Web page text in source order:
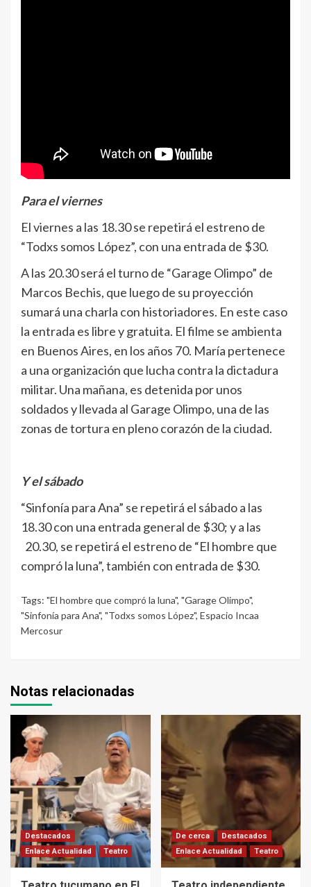
Para el viernes
El viernes a las 18.30 se repetirá el estreno de
“Todxs somos López”, con una entrada de $30.
A las 20.30 será el turno de “Garage Olimpo” de
Marcos Bechis, que luego de su proyección
sumará una charla con historiadores. En este caso
la entrada es libre y gratuita. El filme se ambienta
en Buenos Aires, en los años 70. María pertenece
a una organización que lucha contra la dictadura
militar. Una mañana, es detenida por unos
soldados y llevada al Garage Olimpo, una de las
zonas de tortura en pleno corazón de la ciudad.
Y el sábado
“Sinfonía para Ana” se repetirá el sábado a las
18.30 con una entrada general de $30; y a las
20.30, se repetirá el estreno de “El hombre que
compró la luna”, también con entrada de $30.
Tags: "El hombre que compró la luna", "Garage Olimpo",
"Sinfonía para Ana", "Todxs somos López", Espacio Incaa
Mercosur
Notas relacionadas
Destacados
Enlace Actualidad
Teatro
De cerca
Destacados
Enlace Actualidad
Teatro